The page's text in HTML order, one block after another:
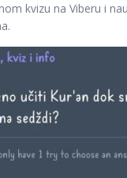
kvizu na Viberu i